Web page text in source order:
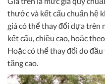
thước và kết cấu chuẩn hệ
giá có thể thay đổi dựa trên
kết cấu, chiều cao, hoặc
Hoặc có thể thay đổi do
tăng cao.